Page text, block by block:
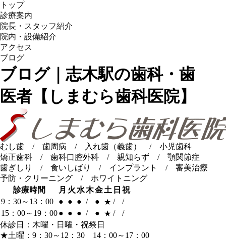
トップ
診療案内
院長・スタッフ紹介
院内・設備紹介
アクセス
ブログ
ブログ｜志木駅の歯科・歯
医者【しまむら歯科医院】
むし歯 / 歯周病 / 入れ歯（義歯） / 小児歯科
矯正歯科 / 歯科口腔外科 / 親知らず / 顎関節症
歯ぎしり / 食いしばり / インプラント / 審美治療
予防・クリーニング / ホワイトニング
診療時間
月 火 水木金土 日 祝
9：30～13：00
● ● ● / ● ★ /
/
15：00～19：00● ● ● / ● ★ /
/
休診日：木曜・日曜・祝祭日
★土曜：9：30～12：30 14：00～17：00